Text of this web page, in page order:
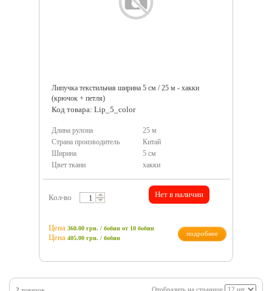
Липучка текстильная ширина 5 см / 25 м - хакки
(крючок + петля)
Код товара: Lip_5_color
Длина рулона
25 м
Страна производитель
Китай
Ширина
5 см
Цвет ткани
хакки
Кол-во Нет в наличии
Цена 360.00 грн. / бобин от 10 бобин
Цена 405.00 грн. / бобин
подробнее
Отобразить на странице